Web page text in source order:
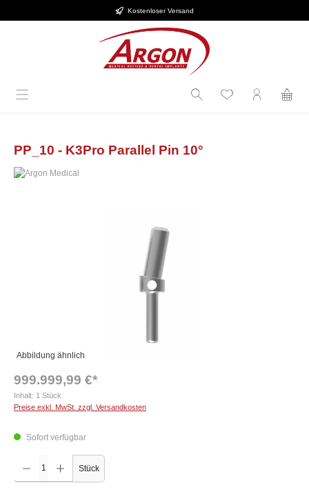
Kostenloser Versand
PP_10 - K3Pro Parallel Pin 10°
Abbildung ähnlich
999.999,99 €*
Inhalt: 1 Stück
Preise exkl. MwSt. zzgl. Versandkosten
Sofort verfügbar
Produkt Anzahl: Gib den gewünschten Wert ein oder benutze die Schaltflächen um die
Stück